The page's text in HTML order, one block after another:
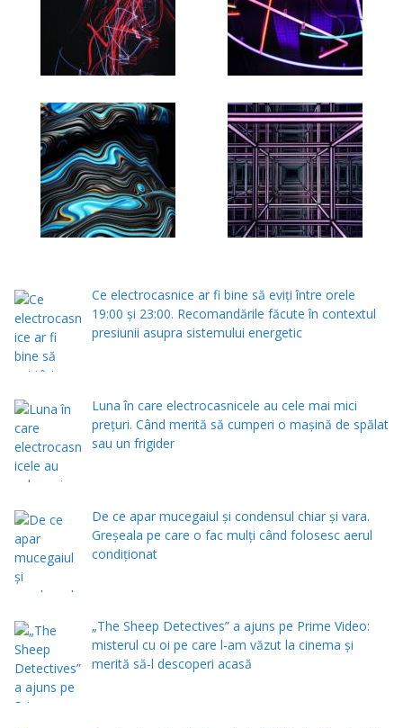
Ce electrocasnice ar fi bine să eviți între orele
19:00 și 23:00. Recomandările făcute în contextul
presiunii asupra sistemului energetic
Luna în care electrocasnicele au cele mai mici
prețuri. Când merită să cumperi o mașină de spălat
sau un frigider
De ce apar mucegaiul și condensul chiar și vara.
Greșeala pe care o fac mulți când folosesc aerul
condiționat
„The Sheep Detectives” a ajuns pe Prime Video:
misterul cu oi pe care l-am văzut la cinema și
merită să-l descoperi acasă